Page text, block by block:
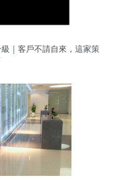
｜客戶不請自來，這家策